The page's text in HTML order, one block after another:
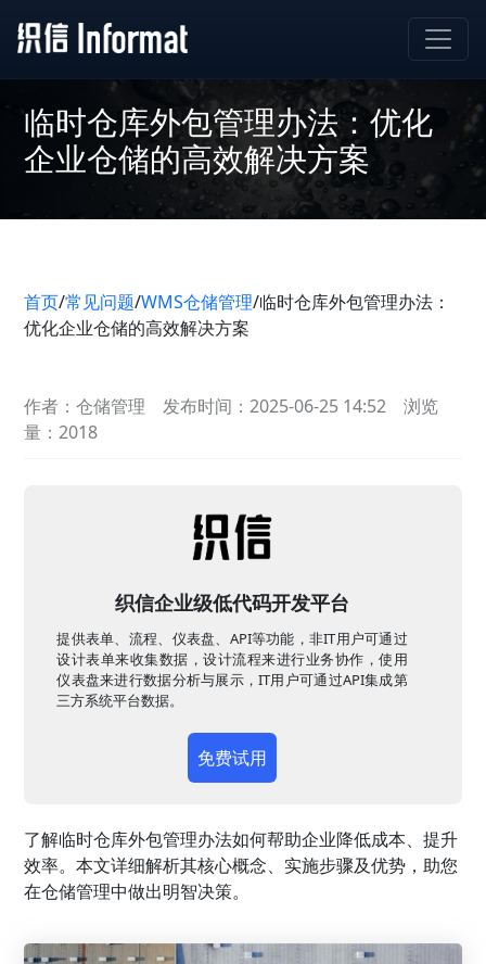
临时仓库外包管理办法：优化
企业仓储的高效解决方案
首页/常见问题/WMS仓储管理/临时仓库外包管理办法：
优化企业仓储的高效解决方案
作者：仓储管理 发布时间：2025-06-25 14:52
浏览
量：2018
织信企业级低代码开发平台
提供表单、流程、仪表盘、API等功能，非IT用户可通过
设计表单来收集数据，设计流程来进行业务协作，使用
仪表盘来进行数据分析与展示，IT用户可通过API集成第
三方系统平台数据。
免费试用
了解临时仓库外包管理办法如何帮助企业降低成本、提升
效率。本文详细解析其核心概念、实施步骤及优势，助您
在仓储管理中做出明智决策。